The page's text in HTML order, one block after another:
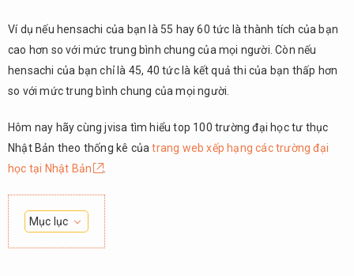
Ví dụ nếu hensachi của bạn là 55 hay 60 tức là thành tích của bạn
cao hơn so với mức trung bình chung của mọi người. Còn nếu
hensachi của bạn chỉ là 45, 40 tức là kết quả thi của bạn thấp hơn
so với mức trung bình chung của mọi người.
Hôm nay hãy cùng jvisa tìm hiểu top 100 trường đại học tư thục
Nhật Bản theo thống kê củatrang web xếp hạng các trường đại
học tại Nhật Bản
Mục lục
1.